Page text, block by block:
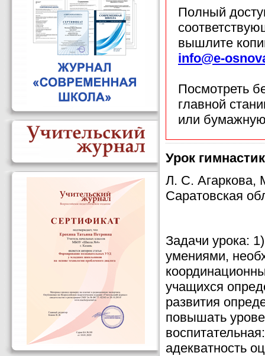
Полный
вышлите
info@e-
Посмотреть
главной
или
Урок
Л. С. Агаркова,
Саратовская
Задачи урока:
умениями,
учащихся
развития
повышать
адекватность